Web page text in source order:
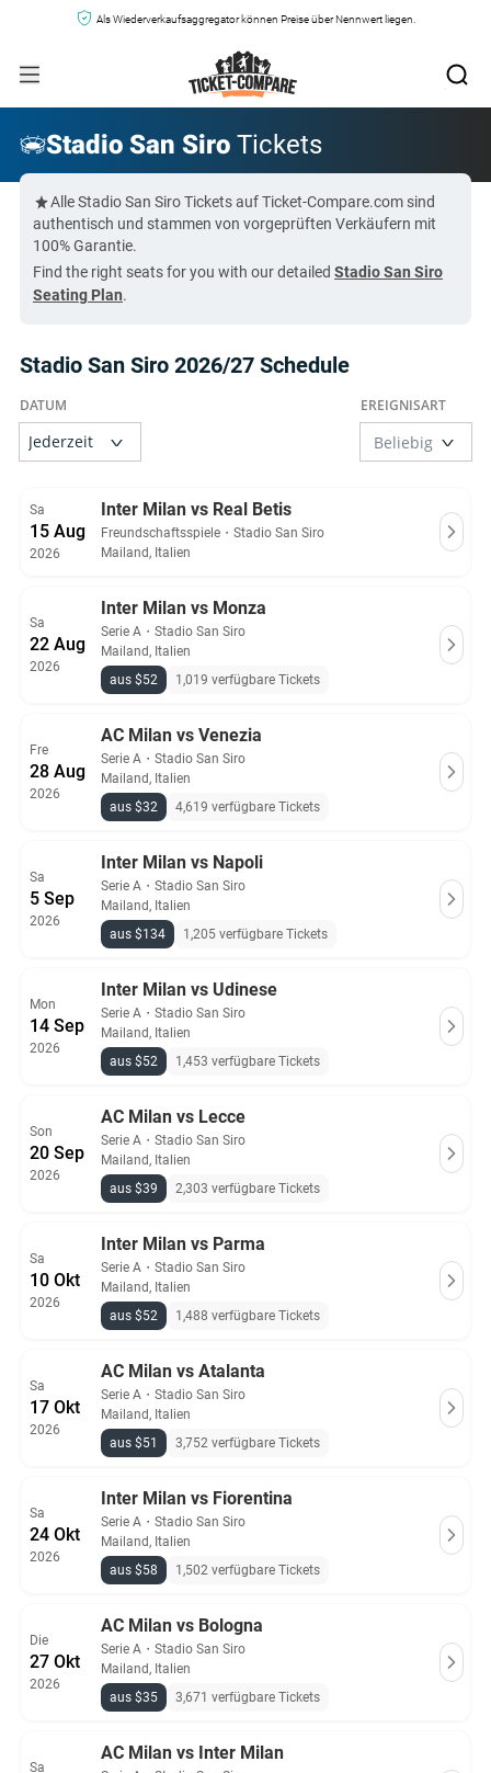
Als Wiederverkaufsaggregator können Preise über Nennwert liegen.
Stadio San Siro Tickets
Alle Stadio San Siro Tickets auf Ticket-Compare.com sind
authentisch und stammen von vorgeprüften Verkäufern mit
100% Garantie.
Find the right seats for you with our detailed Stadio San Siro
Seating Plan.
Stadio San Siro 2026/27 Schedule
Sa
15 Aug
2026
Inter Milan vs Real Betis
Freundschaftsspiele ・ Stadio San Siro
Mailand, Italien
Sa
22 Aug
2026
Inter Milan vs Monza
Serie A ・ Stadio San Siro
Mailand, Italien
aus $52
1,019 verfügbare Tickets
Fre
28 Aug
2026
AC Milan vs Venezia
Serie A ・ Stadio San Siro
Mailand, Italien
aus $32
4,619 verfügbare Tickets
Sa
5 Sep
2026
Inter Milan vs Napoli
Serie A ・ Stadio San Siro
Mailand, Italien
aus $134
1,205 verfügbare Tickets
Mon
14 Sep
2026
Inter Milan vs Udinese
Serie A ・ Stadio San Siro
Mailand, Italien
aus $52
1,453 verfügbare Tickets
Son
20 Sep
2026
AC Milan vs Lecce
Serie A ・ Stadio San Siro
Mailand, Italien
aus $39
2,303 verfügbare Tickets
Sa
10 Okt
2026
Inter Milan vs Parma
Serie A ・ Stadio San Siro
Mailand, Italien
aus $52
1,488 verfügbare Tickets
Sa
17 Okt
2026
AC Milan vs Atalanta
Serie A ・ Stadio San Siro
Mailand, Italien
aus $51
3,752 verfügbare Tickets
Sa
24 Okt
2026
Inter Milan vs Fiorentina
Serie A ・ Stadio San Siro
Mailand, Italien
aus $58
1,502 verfügbare Tickets
Die
27 Okt
2026
AC Milan vs Bologna
Serie A ・ Stadio San Siro
Mailand, Italien
aus $35
3,671 verfügbare Tickets
Sa
AC Milan vs Inter Milan